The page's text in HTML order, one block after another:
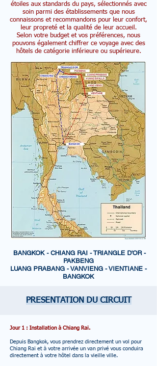
étoiles aux standards du pays, sélectionnés avec
soin parmi des établissements que nous
connaissons et recommandons pour leur confort,
leur propreté et la qualité de leur accueil.
Selon votre budget et vos préférences, nous
pouvons également chiffrer ce voyage avec des
hôtels de catégorie inférieure ou supérieure.
BANGKOK - CHIANG RAI - TRIANGLE D'OR -
PAKBENG
LUANG PRABANG - VANVIENG - VIENTIANE -
BANGKOK
PRESENTATION DU CIRCUIT
Jour 1 : Installation à Chiang Rai.
Depuis Bangkok, vous prendrez directement un vol pour
Chiang Rai et à votre arrivée un van privé vous conduira
directement à votre hôtel dans la vieille ville.